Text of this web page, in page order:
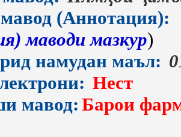
(Аннотация):
маводи мазкур)
намудан маъл:
Нест
мавод: Барои